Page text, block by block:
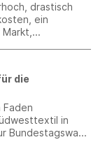
drastisch
ein
gehören
deutschen
der Textil-
Vor diesem
seit über 20
die
in
Bundestagswahl